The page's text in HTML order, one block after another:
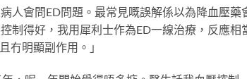
人會問ED問題。最常見嘅誤解係以為降血壓藥
制得好，我用犀利士作為ED一線治療，反應相
冇明顯副作用。」